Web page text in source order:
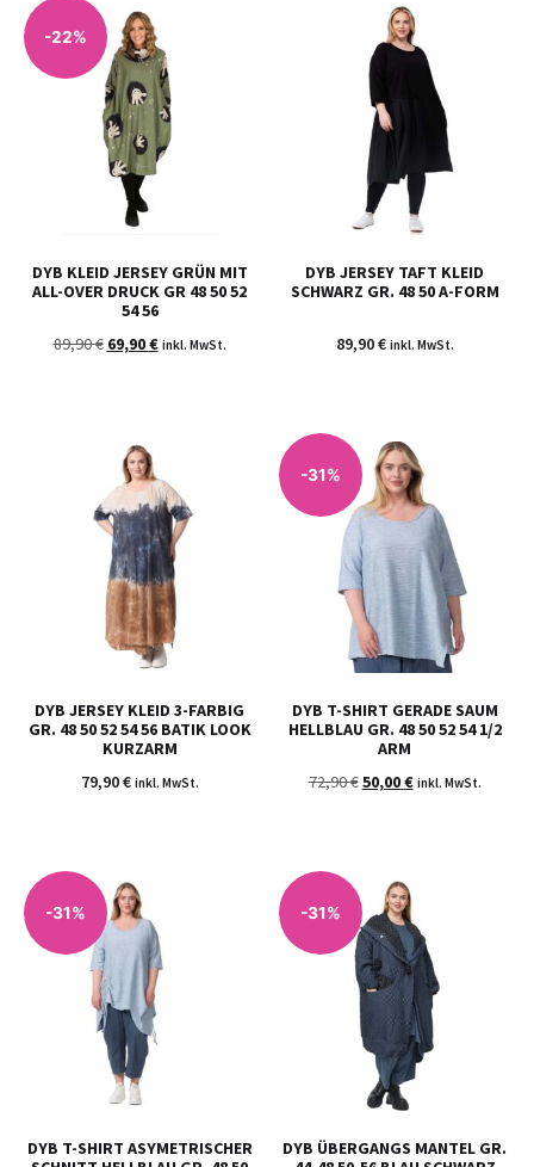
-22%
DYB KLEID JERSEY GRÜN MIT
ALL-OVER DRUCK GR 48 50 52
54 56
89,90€ 69,90€ inkl. MwSt.
DYB JERSEY TAFT KLEID
SCHWARZ GR. 48 50 A-FORM
89,90€ inkl. MwSt.
DYB JERSEY KLEID 3-FARBIG
GR. 48 50 52 54 56 BATIK LOOK
KURZARM
79,90€ inkl. MwSt.
-31%
DYB T-SHIRT GERADE SAUM
HELLBLAU GR. 48 50 52 54 1/2
ARM
72,90€50,00€ inkl. MwSt.
-31%
DYB T-SHIRT ASYMETRISCHER
-31%
DYB ÜBERGANGS MANTEL GR.